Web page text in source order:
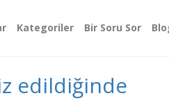
Kategoriler Bir Soru Sor
edildiğinde